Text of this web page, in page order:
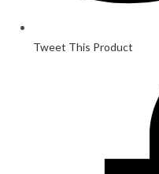
Tweet This Product